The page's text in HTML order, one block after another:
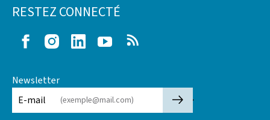
RESTEZ CONNECTÉ
FacebookInstagramLinkedIn Youtube
Newsletter
E-mail
🡒